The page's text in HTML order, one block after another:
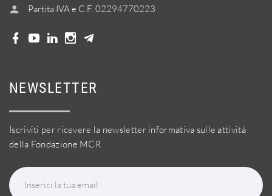
Partita IVA e C.F. 02294770223
NEWSLETTER
Iscriviti per ricevere la newsletter informativa sulle attività
della Fondazione MCR
Inserici la tua email